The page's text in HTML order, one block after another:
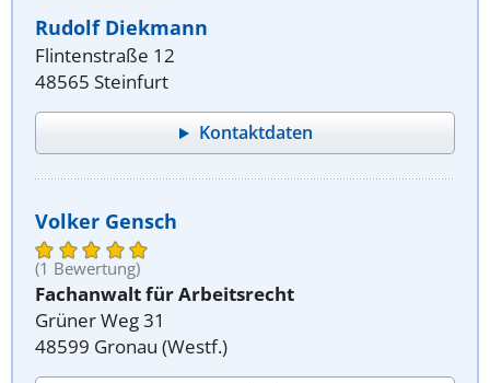
Rudolf Diekmann
Flintenstraße 12
48565 Steinfurt
Kontaktdaten
Volker Gensch
(1 Bewertung)
Fachanwalt für Arbeitsrecht
Grüner Weg 31
48599 Gronau (Westf.)